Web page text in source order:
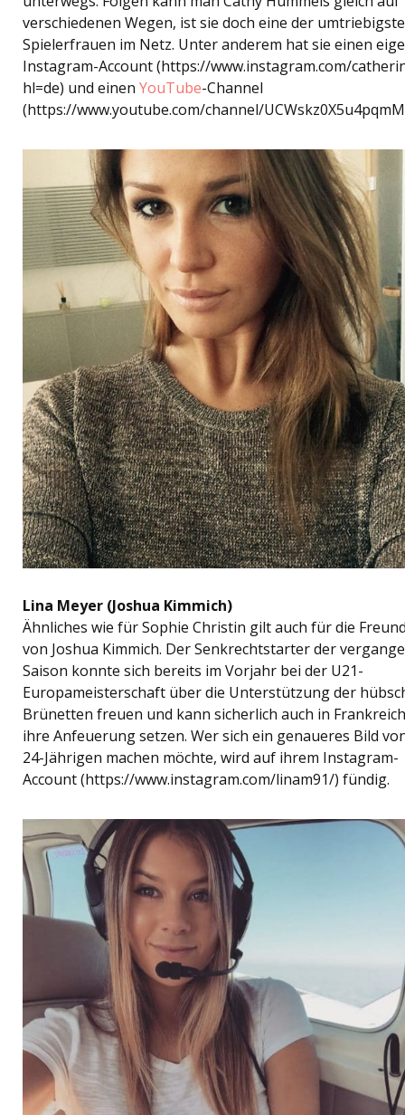
verschiedenen Wegen, ist sie doch eine der
Spielerfrauen im Netz. Unter anderem hat sie einen
Instagram-Account (https://www.instagram.com/
hl=de) und einen YouTube-Channel
(https://www.youtube.com/channel/
Lina Meyer (Joshua Kimmich)
Ähnliches wie für Sophie Christin gilt auch für die
von Joshua Kimmich. Der Senkrechtstarter der
Saison konnte sich bereits im Vorjahr bei der U21-
Europameisterschaft über die Unterstützung der
Brünetten freuen und kann sicherlich auch in
ihre Anfeuerung setzen. Wer sich ein genaueres Bild
24-Jährigen machen möchte, wird auf ihrem Instagram-
Account (https://www.instagram.com/linam91/) fündig.